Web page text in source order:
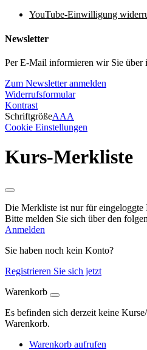
YouTube-Einwilligung
Newsletter
Per E-Mail informieren wir Sie über
Zum Newsletter anmelden
Widerrufsformular
Kontrast
SchriftgrößeAAA
Cookie Einstellungen
Kurs-Merkliste
Die Merkliste ist nur für eingeloggte
Bitte melden Sie sich über den
Anmelden
Sie haben noch kein Konto?
Registrieren Sie sich jetzt
Warenkorb
Es befinden sich derzeit keine
Warenkorb.
Warenkorb aufrufen